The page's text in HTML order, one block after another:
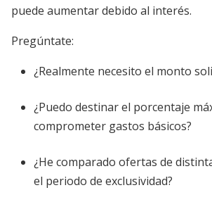
puede aumentar debido al interés.
Pregúntate:
¿Realmente necesito el monto
¿Puedo destinar el porcentaje
comprometer gastos básicos?
¿He comparado ofertas de
el periodo de exclusividad?